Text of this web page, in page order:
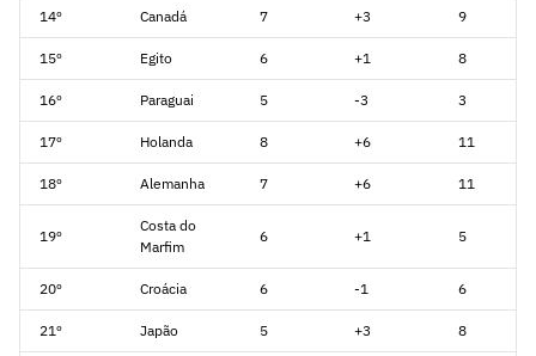
14º Canadá 7 +3 9
15º Egito 6 +1 8
16º Paraguai 5 -3 3
17º Holanda 8 +6 11
18º Alemanha 7 +6 11
19º
Costa do
Marfim
6 +1 5
20º Croácia 6 -1 6
21º Japão 5 +3 8